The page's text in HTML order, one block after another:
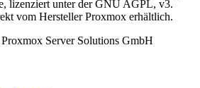
lizenziert unter der GNU AGPL, v3.
vom Hersteller Proxmox erhältlich.
Server Solutions GmbH